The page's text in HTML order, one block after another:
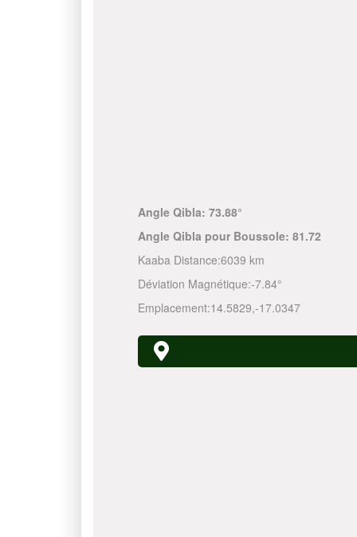
Angle Qibla: 73.88°
Angle Qibla pour Boussole: 81.72
Kaaba Distance:6039 km
Déviation Magnétique:-7.84°
Emplacement:14.5829,-17.0347